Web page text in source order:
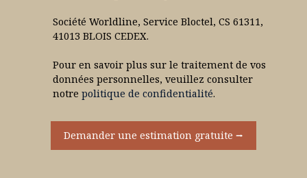
Société Worldline, Service Bloctel, CS 61311,
41013 BLOIS CEDEX.
Pour en savoir plus sur le traitement de vos
données personnelles, veuillez consulter
notre politique de confidentialité.
Demander une estimation gratuite ⭢